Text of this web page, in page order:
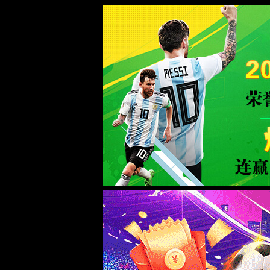
bb平台艾弗森(中国区)-Official